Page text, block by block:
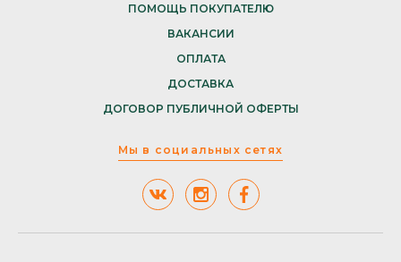
ПОМОЩЬ ПОКУПАТЕЛЮ
ВАКАНСИИ
ОПЛАТА
ДОСТАВКА
ДОГОВОР ПУБЛИЧНОЙ ОФЕРТЫ
Мы в социальных сетях